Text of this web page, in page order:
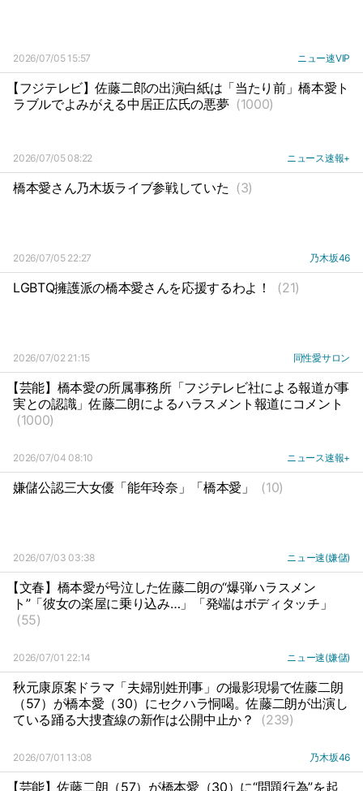
2026/07/05 15:57 ニュー速VIP
【フジテレビ】佐藤二郎の出演白紙は「当たり前」橋本愛ト
ラブルでよみがえる中居正広氏の悪夢 (1000)
2026/07/05 08:22 ニュース速報+
橋本愛さん乃木坂ライブ参戦していた (3)
2026/07/05 22:27 乃木坂46
LGBTQ擁護派の橋本愛さんを応援するわよ！ (21)
2026/07/02 21:15 同性愛サロン
【芸能】橋本愛の所属事務所「フジテレビ社による報道が事
実との認識」佐藤二朗によるハラスメント報道にコメント
(1000)
2026/07/04 08:10 ニュース速報+
嫌儲公認三大女優「能年玲奈」「橋本愛」 (10)
2026/07/03 03:38 ニュー速(嫌儲)
【文春】橋本愛が号泣した佐藤二朗の“爆弾ハラスメン
ト”「彼女の楽屋に乗り込み…」「発端はボディタッチ」
(55)
2026/07/01 22:14 ニュー速(嫌儲)
秋元康原案ドラマ「夫婦別姓刑事」の撮影現場で佐藤二朗
（57）が橋本愛（30）にセクハラ恫喝。佐藤二朗が出演し
ている踊る大捜査線の新作は公開中止か？
(239)
2026/07/01 13:08 乃木坂46
【芸能】佐藤二朗（57）が橋本愛（30）に“問題行為”を起